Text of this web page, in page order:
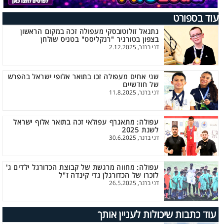
עוד בספורט
נתנאל זולוטובסקי מעפולה זכה במקום הראשון
בצפון בטורניר "רנקליסט" בטניס שולחן
דני ברנר, 2.12.2025
שני אחים מעפולה זכו בתואר אלופי ישראל בהפרש
של חודשיים
דני ברנר, 11.8.2025
עפולה: מתאגרף עפולאי זכה בתואר אלוף ישראל
לשנת 2025
דני ברנר, 30.6.2025
עפולה: מחווה מרגשת של קבוצת הכדורגל ילדים ג'
לזכרו של הכדורגלן גדי קינדה ז"ל
דני ברנר, 26.5.2025
עוד כתבות שיכולות לעניין אותך